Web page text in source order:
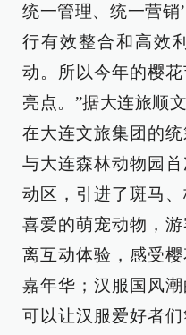
统一管理、统一营销
行有效整合和高效
动。所以今年的樱
亮点。”据大连旅顺
在大连文旅集团的
与大连森林动物园
动区，引进了斑马
喜爱的萌宠动物，
离互动体验，感受
嘉年华；汉服国风
可以让汉服爱好者